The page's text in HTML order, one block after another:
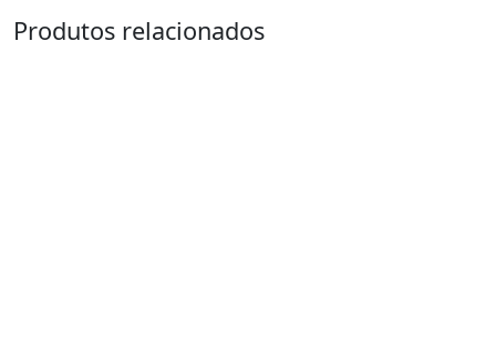
Produtos relacionados